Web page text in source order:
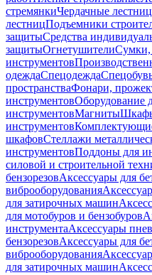
стремянкиЧердачные
лестницПодъемники
защитыСредства
защитыОгнетушителиСумки,
инструментов
одеждаСпецодежда
пространстваФонари,
инструментовОборудование
инструментовМагниты
инструментов
шкафовСтеллажи
инструментовПоддоны для
силовой и строительной
бензорезовАксессуары для
виброоборудования
для затирочных машин
для мотобуров и бензобуров
инструментаАксессуары
бензорезовАксессуары для
виброоборудования
для затирочных машин